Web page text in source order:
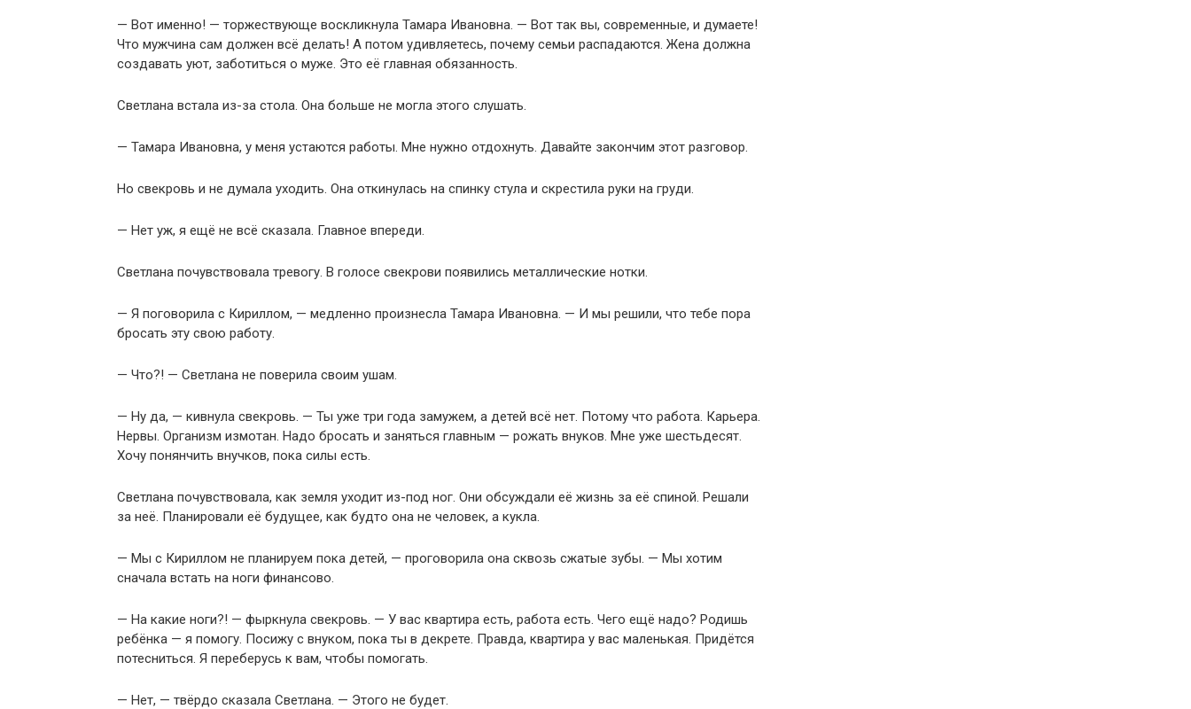
— Вот именно! — торжествующе воскликнула Тамара Ивановна. — Вот так вы, современные, и думаете!
Что мужчина сам должен всё делать! А потом удивляетесь, почему семьи распадаются. Жена должна
создавать уют, заботиться о муже. Это её главная обязанность.
Светлана встала из-за стола. Она больше не могла этого слушать.
— Тамара Ивановна, у меня устаются работы. Мне нужно отдохнуть. Давайте закончим этот разговор.
Но свекровь и не думала уходить. Она откинулась на спинку стула и скрестила руки на груди.
— Нет уж, я ещё не всё сказала. Главное впереди.
Светлана почувствовала тревогу. В голосе свекрови появились металлические нотки.
— Я поговорила с Кириллом, — медленно произнесла Тамара Ивановна. — И мы решили, что тебе пора
бросать эту свою работу.
— Что?! — Светлана не поверила своим ушам.
— Ну да, — кивнула свекровь. — Ты уже три года замужем, а детей всё нет. Потому что работа. Карьера.
Нервы. Организм измотан. Надо бросать и заняться главным — рожать внуков. Мне уже шестьдесят.
Хочу понянчить внучков, пока силы есть.
Светлана почувствовала, как земля уходит из-под ног. Они обсуждали её жизнь за её спиной. Решали
за неё. Планировали её будущее, как будто она не человек, а кукла.
— Мы с Кириллом не планируем пока детей, — проговорила она сквозь сжатые зубы. — Мы хотим
сначала встать на ноги финансово.
— На какие ноги?! — фыркнула свекровь. — У вас квартира есть, работа есть. Чего ещё надо? Родишь
ребёнка — я помогу. Посижу с внуком, пока ты в декрете. Правда, квартира у вас маленькая. Придётся
потесниться. Я переберусь к вам, чтобы помогать.
— Нет, — твёрдо сказала Светлана. — Этого не будет.